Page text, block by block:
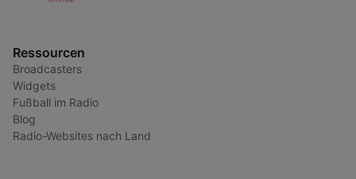
Ressourcen
Broadcasters
Widgets
Fußball im Radio
Blog
Radio-Websites nach Land